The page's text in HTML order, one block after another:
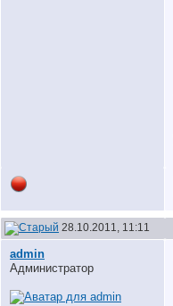
28.10.2011, 11:11
аdmin
Администратор